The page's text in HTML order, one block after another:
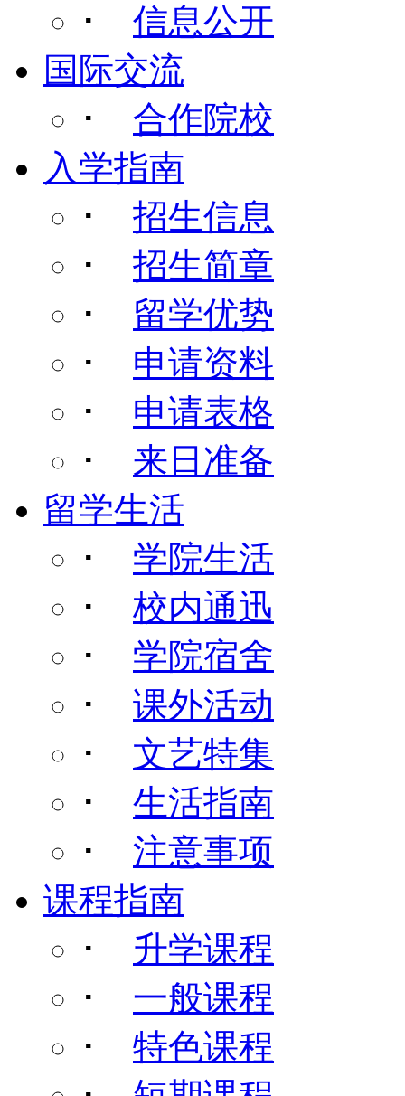
･ 信息公开
国际交流
･ 合作院校
入学指南
･ 招生信息
･ 招生简章
･ 留学优势
･ 申请资料
･ 申请表格
･ 来日准备
留学生活
･ 学院生活
･ 校内通迅
･ 学院宿舍
･ 课外活动
･ 文艺特集
･ 生活指南
･ 注意事项
课程指南
･ 升学课程
･ 一般课程
･ 特色课程